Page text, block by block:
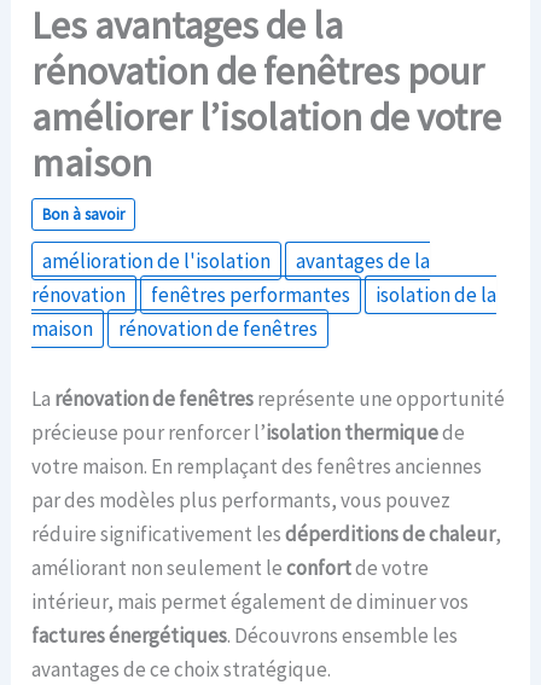
Les avantages de la
rénovation de fenêtres pour
améliorer l’isolation de votre
maison
Bon à savoir
amélioration de l'isolation
avantages de la
rénovation
fenêtres performantes
isolation de la
maison
rénovation de fenêtres
La rénovation de fenêtresreprésente une opportunité
précieuse pour renforcer l’isolation thermiquede
votre maison. En remplaçant des fenêtres anciennes
par des modèles plus performants, vous pouvez
réduire significativement lesdéperditions de chaleur,
améliorant non seulement leconfortde votre
intérieur, mais permet également de diminuer vos
factures énergétiques. Découvrons ensemble les
avantages de ce choix stratégique.